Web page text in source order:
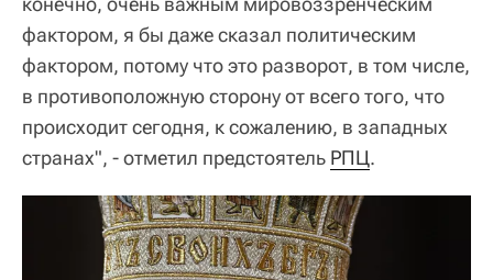
фактором, я бы даже сказал политическим
фактором, потому что это разворот, в том числе,
в противоположную сторону от всего того, что
происходит сегодня, к сожалению, в западных
странах", - отметил предстоятель РПЦ.